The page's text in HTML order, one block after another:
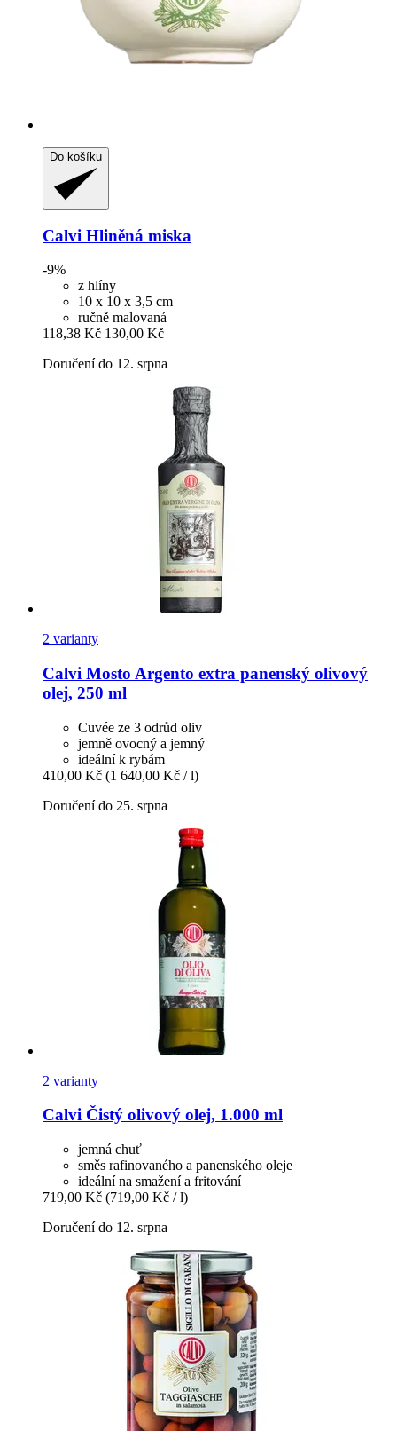
Do košíku
Calvi Hliněná miska
-9%
z hlíny
10 x 10 x 3,5 cm
ručně malovaná
118,38 Kč 130,00 Kč
Doručení do 12. srpna
2 varianty
Calvi Mosto Argento extra panenský olivový
olej, 250 ml
Cuvée ze 3 odrůd oliv
jemně ovocný a jemný
ideální k rybám
410,00 Kč (1 640,00 Kč / l)
Doručení do 25. srpna
2 varianty
Calvi Čistý olivový olej, 1.000 ml
jemná chuť
směs rafinovaného a panenského oleje
ideální na smažení a fritování
719,00 Kč (719,00 Kč / l)
Doručení do 12. srpna